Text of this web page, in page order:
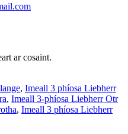
ar cosaint.
, Imeall 3 phíosa Liebherr
, Imeall 3-phíosa Liebherr Otr
, Imeall 3 phíosa Liebherr